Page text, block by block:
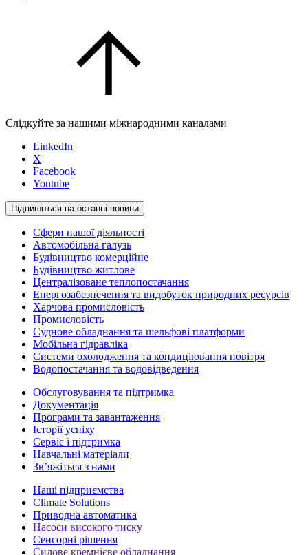
Слідкуйте за нашими міжнародними каналами
LinkedIn
X
Facebook
Youtube
Підпишіться на останні новини
Сфери нашої діяльності
Автомобільна галузь
Будівництво комерційне
Будівництво житлове
Централізоване теплопостачання
Енергозабезпечення та видобуток природних ресурсів
Харчова промисловість
Промисловість
Суднове обладнання та шельфові платформи
Мобільна гідравліка
Системи охолодження та кондиціювання повітря
Водопостачання та водовідведення
Обслуговування та підтримка
Документація
Програми та завантаження
Історії успіху
Сервіс і підтримка
Навчальні матеріали
Зв’яжіться з нами
Наші підприємства
Climate Solutions
Приводна автоматика
Насоси високого тиску
Сенсорні рішення
Силове кремнієве обладнання